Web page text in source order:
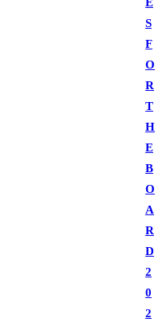
S
F
O
R
T
H
E
B
O
A
R
D
2
0
2